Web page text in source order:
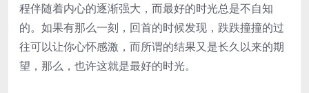
程伴随着内心的逐渐强大，而最好的时光总是不自知
的。如果有那么一刻，回首的时候发现，跌跌撞撞的过
往可以让你心怀感激，而所谓的结果又是长久以来的期
望，那么，也许这就是最好的时光。